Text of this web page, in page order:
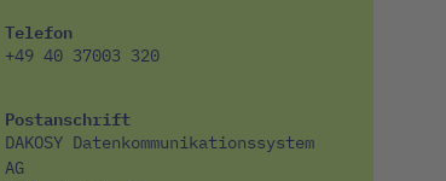
Telefon
+49 40 37003 320
Postanschrift
DAKOSY Datenkommunikationssystem
AG